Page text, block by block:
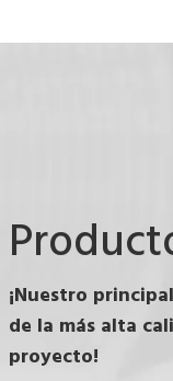
¡Nuestro
de la más alta
proyecto!